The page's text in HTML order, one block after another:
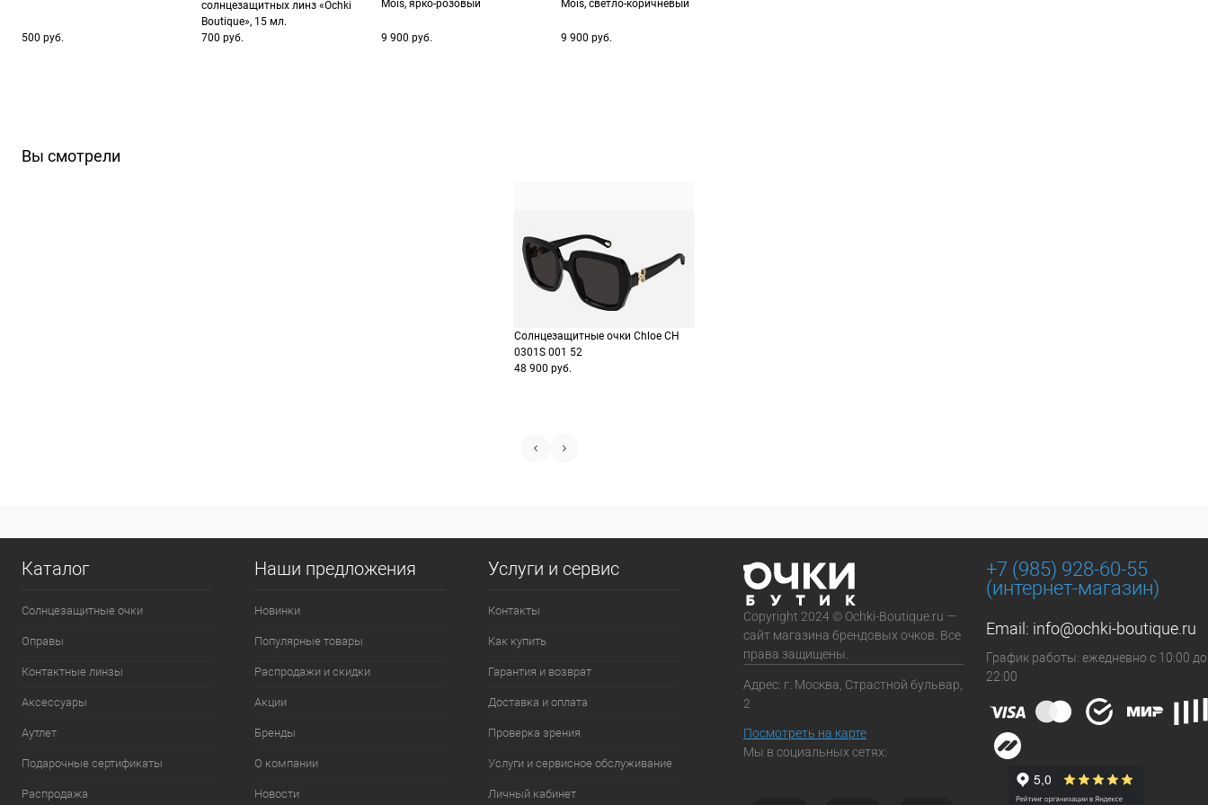
заказа
способах оплаты
500 руб.
солнцезащитных линз «Ochki
Boutique», 15 мл.
700 руб.
Mois, ярко-розовый
9 900 руб.
Mois, светло-коричневый
9 900 руб.
Вы смотрели
Солнцезащитные очки Chloe CH
0301S 001 52
48 900 руб.
Каталог
Солнцезащитные очки
Оправы
Контактные линзы
Аксессуары
Аутлет
Подарочные сертификаты
Распродажа
Наши предложения
Новинки
Популярные товары
Распродажи и скидки
Акции
Бренды
О компании
Новости
Услуги и сервис
Контакты
Как купить
Гарантия и возврат
Доставка и оплата
Проверка зрения
Услуги и сервисное обслуживание
Личный кабинет
Copyright 2024 © Ochki-Boutique.ru —
сайт магазина брендовых очков. Все
права защищены.
Адрес: г. Москва, Страстной бульвар,
2
Посмотреть на карте
Мы в социальных сетях:
+7 (985) 928-60-55
(интернет-магазин)
Email: info@ochki-boutique.ru
График работы: ежедневно с 10:00 до
22:00